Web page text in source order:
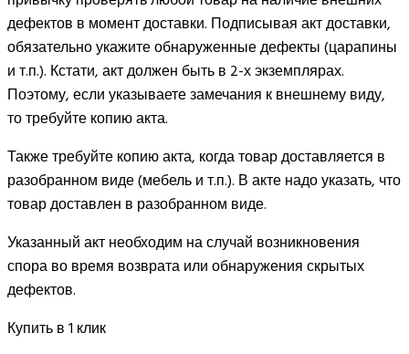
дефектов в момент доставки. Подписывая акт доставки,
обязательно укажите обнаруженные дефекты (царапины
и т.п.). Кстати, акт должен быть в 2-х экземплярах.
Поэтому, если указываете замечания к внешнему виду,
то требуйте копию акта.
Также требуйте копию акта, когда товар доставляется в
разобранном виде (мебель и т.п.). В акте надо указать, что
товар доставлен в разобранном виде.
Указанный акт необходим на случай возникновения
спора во время возврата или обнаружения скрытых
дефектов.
Купить в 1 клик